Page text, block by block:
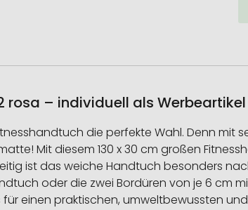
rosa – individuell als
die perfekte Wahl. Denn mit
Mit diesem 130 x 30 cm großen
ist das weiche Handtuch besonders
oder die zwei Bordüren von je 6 cm
einen praktischen, umweltbewussten